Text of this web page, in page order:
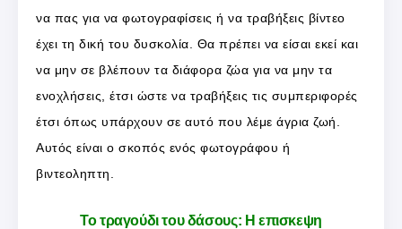
να πας για να φωτογραφίσεις ή να τραβήξεις βίντεο
έχει τη δική του δυσκολία. Θα πρέπει να είσαι εκεί και
να μην σε βλέπουν τα διάφορα ζώα για να μην τα
ενοχλήσεις, έτσι ώστε να τραβήξεις τις συμπεριφορές
έτσι όπως υπάρχουν σε αυτό που λέμε άγρια ζωή.
Αυτός είναι ο σκοπός ενός φωτογράφου ή
βιντεοληπτη.
Το τραγούδι του δάσους: Η επισκεψη